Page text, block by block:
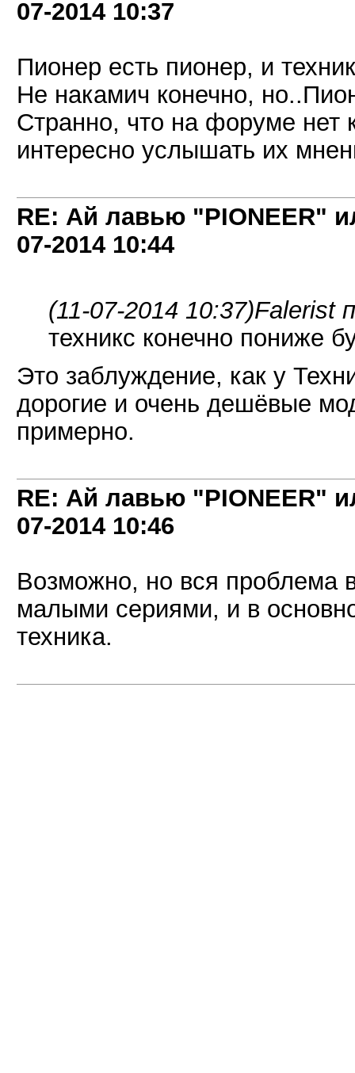
07-2014 10:37
Пионер есть пионер, и
Не накамич конечно,
Странно, что на форуме
интересно услышать их
RE: Ай лавью "PIONEER"
07-2014 10:44
(11-07-2014 10:37)Falerist
техникс конечно пониже
Это заблуждение, как у
дорогие и очень дешёвые
примерно.
RE: Ай лавью "PIONEER"
07-2014 10:46
Возможно, но вся проблема
малыми сериями, и в
техника.